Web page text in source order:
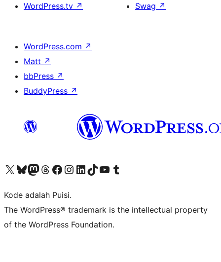
WordPress.tv ↗
Swag ↗
WordPress.com ↗
Matt ↗
bbPress ↗
BuddyPress ↗
Kunjungi akun X (sebelumnya Twitter) kamiVisit our Bluesky account
Kunjungi akun Mastodon kami
Visit our Threads account
Kunjungi halaman Facebook kamiKunjungi akun Instagram kamiKunjungi akun LinkedIn kami
Visit our TikTok account
Kunjungi channel YouTube kamiVisit our Tumblr account
Kode adalah Puisi.
The WordPress® trademark is the intellectual property
of the WordPress Foundation.